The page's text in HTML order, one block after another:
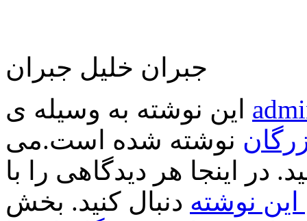
جبران خلیل جبران
نوشته شده است.می
در اینجا هر دیدگاهی را با
نوشته دنبال کنید. بخش